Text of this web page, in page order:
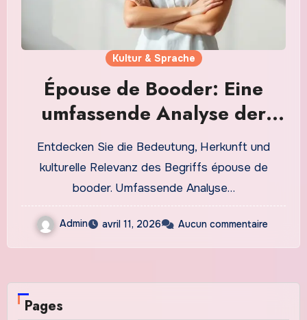
Kultur & Sprache
Épouse de Booder: Eine
umfassende Analyse der
Bedeutung und
Verwendung
Entdecken Sie die Bedeutung, Herkunft und
kulturelle Relevanz des Begriffs épouse de
booder. Umfassende Analyse…
Admin avril 11, 2026 Aucun commentaire
Pages